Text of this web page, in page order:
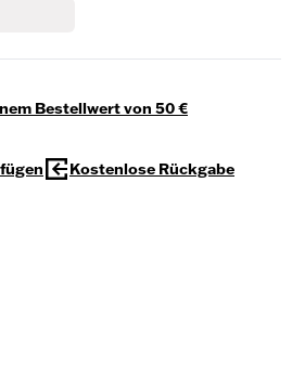
Bestellwert von 50 €
Kostenlose Rückgabe